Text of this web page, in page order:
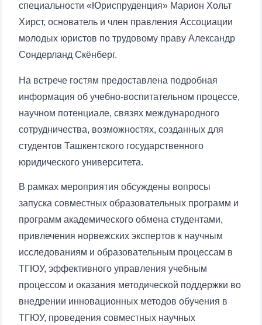
Ваше имя и фамилия
Ваш номер телефона
специальности «Юриспруденция» Марион Хольт
Хирст, основатель и член правления Ассоциации
молодых юристов по трудовому праву Александр
Сондерланд Скёнберг.
На встрече гостям предоставлена подробная
информация об учебно-воспитательном процессе,
научном потенциале, связях международного
сотрудничества, возможностях, созданных для
студентов Ташкентского государственного
юридического университета.
В рамках мероприятия обсуждены вопросы
запуска совместных образовательных программ и
программ академического обмена студентами,
привлечения норвежских экспертов к научным
исследованиям и образовательным процессам в
ТГЮУ, эффективного управления учебным
процессом и оказания методической поддержки во
внедрении инновационных методов обучения в
ТГЮУ, проведения совместных научных